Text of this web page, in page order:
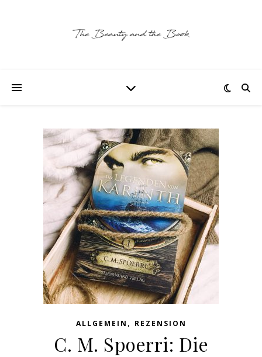
ALLGEMEIN , REZENSION
C. M. Spoerri: Die